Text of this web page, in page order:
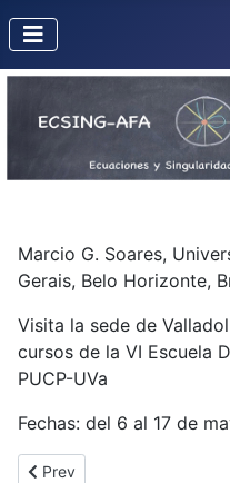
Marcio G. Soares,
Gerais, Belo Horizonte,
Visita la sede de
cursos de la VI Escuela
PUCP-UVa
Fechas: del 6 al 17 de
Previous article: Eulalia
Prev